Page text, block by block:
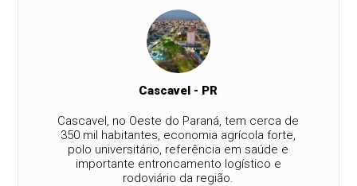
Cascavel - PR
Cascavel, no Oeste do Paraná, tem cerca de
350 mil habitantes, economia agrícola forte,
polo universitário, referência em saúde e
importante entroncamento logístico e
rodoviário da região.